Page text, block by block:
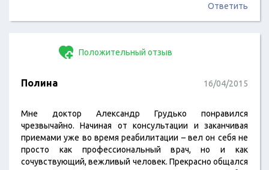
Ответить
Положительный отзыв
Полина 16/04/2015
Мне доктор Александр Грудько понравился
чрезвычайно. Начиная от консультации и заканчивая
приемами уже во время реабилитации – вел он себя не
просто как профессиональный врач, но и как
сочувствующий, вежливый человек. Прекрасно общался